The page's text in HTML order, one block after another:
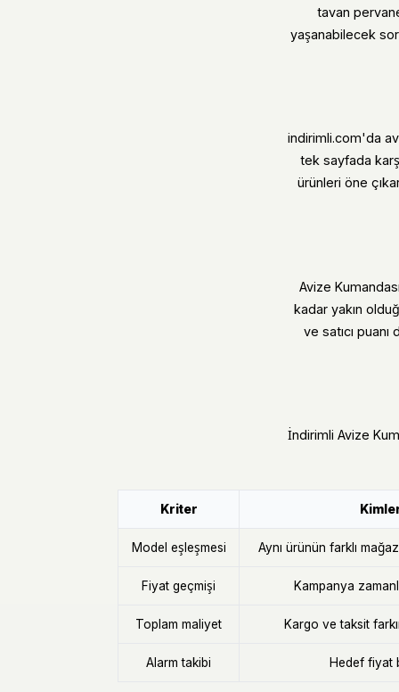
tavan
yaşanabilecek
indirimli.com'da
tek sayfada
ürünleri öne
Avize
kadar yakın
ve satıcı
İndirimli Avize
Kriter
Model eşleşmesi Aynı ürünün farklı
Fiyat geçmişi Kampanya
Toplam maliyet Kargo ve taksit
Alarm takibi Hedef fiyat